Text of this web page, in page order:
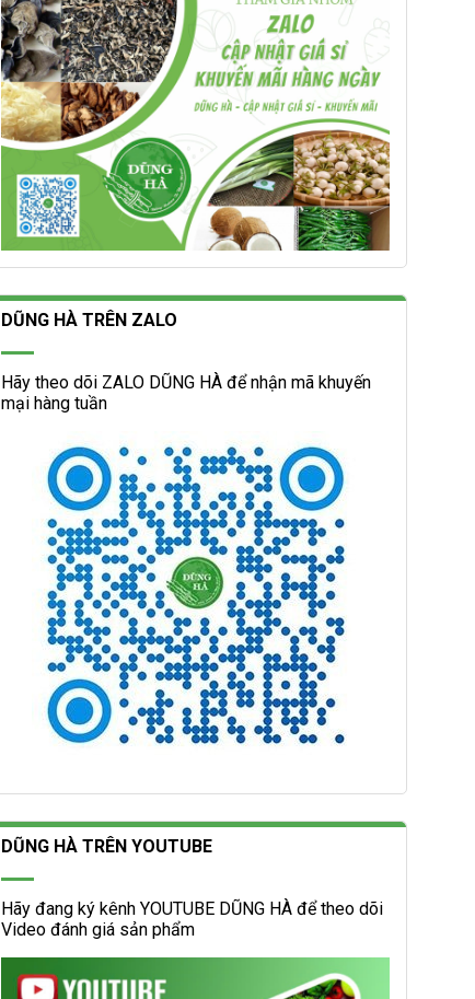
DŨNG HÀ TRÊN ZALO
Hãy theo dõi ZALO DŨNG HÀ để nhận mã khuyến
mại hàng tuần
DŨNG HÀ TRÊN YOUTUBE
Hãy đang ký kênh YOUTUBE DŨNG HÀ để theo dõi
Video đánh giá sản phẩm